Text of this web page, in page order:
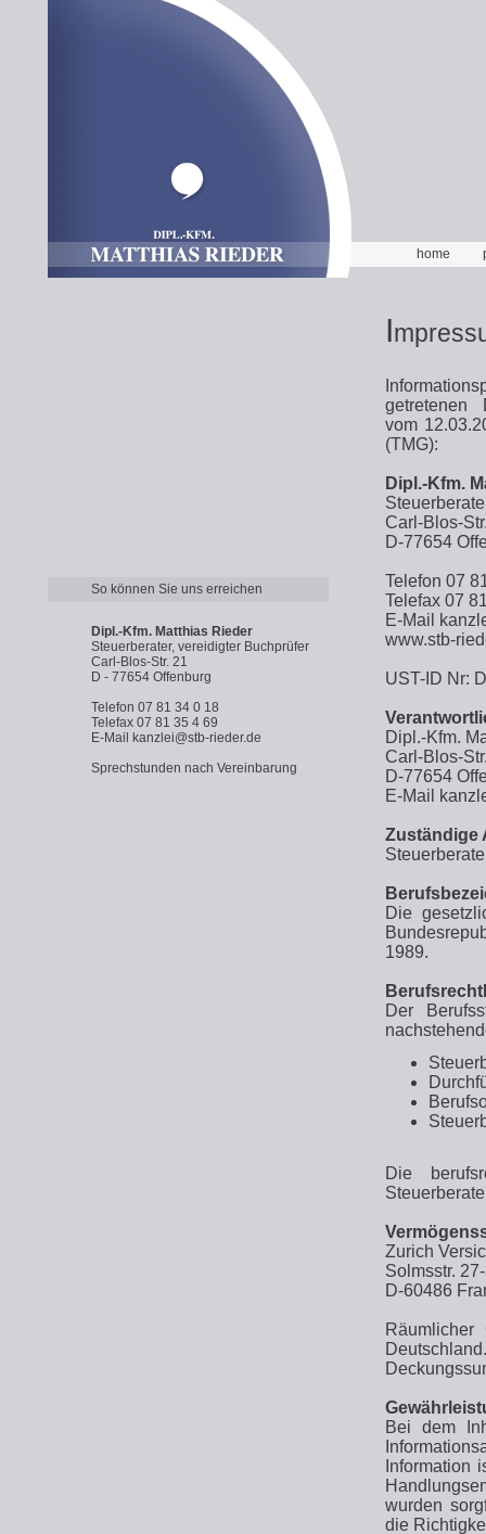
home
So können Sie uns erreichen
Dipl.-Kfm. Matthias Rieder
Steuerberater, vereidigter Buchprüfer
Carl-Blos-Str. 21
D - 77654 Offenburg
Telefon 07 81 34 0 18
Telefax 07 81 35 4 69
E-Mail kanzlei@stb-rieder.de
Sprechstunden nach Vereinbarung
I
getretenen
vom
(TMG):
Dipl.-Kfm.
Carl-Blos-
D-77654
Telefon 07
Telefax 07
E-Mail
www.stb-
UST-ID Nr:
Dipl.-Kfm.
Carl-Blos-
D-77654
E-Mail
Zuständige
Die
1989.
Der
Die
Zurich
Solmsstr.
D-60486
Deutschland.
Bei dem
Information
wurden
die